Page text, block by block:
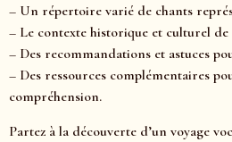
– Un répertoire varié de chants
– Le contexte historique et culturel de
– Des recommandations et astuces
– Des ressources complémentaires
compréhension.
Partez à la découverte d’un voyage